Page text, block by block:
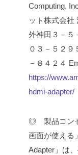
Computing,
ット株式会社
外神田３－５
０３－５２９
－８４２４
https://
hdmi-adapter/
◎ 製品コン
画面が使える」
Adapter」は